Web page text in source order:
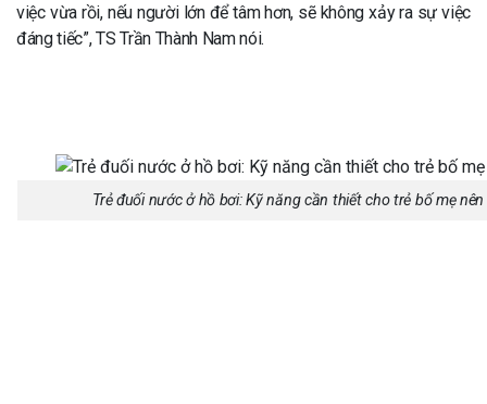
việc vừa rồi, nếu người lớn để tâm hơn, sẽ không xảy ra sự việc
đáng tiếc”, TS Trần Thành Nam nói.
Trẻ đuối nước ở hồ bơi: Kỹ năng cần thiết cho trẻ bố mẹ